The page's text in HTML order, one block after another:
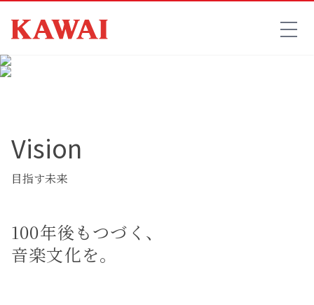
Vision
目指す未来
100年後もつづく、
音楽文化を。